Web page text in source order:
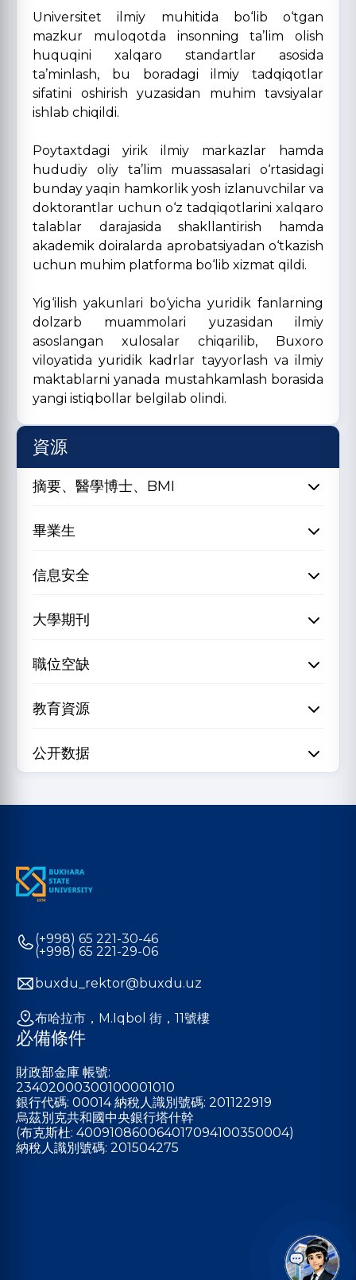
Universitet ilmiy muhitida bo‘lib o‘tgan
mazkur muloqotda insonning ta’lim olish
huquqini xalqaro standartlar asosida
ta’minlash, bu boradagi ilmiy tadqiqotlar
sifatini oshirish yuzasidan muhim tavsiyalar
ishlab chiqildi.
Poytaxtdagi yirik ilmiy markazlar hamda
hududiy oliy ta’lim muassasalari o‘rtasidagi
bunday yaqin hamkorlik yosh izlanuvchilar va
doktorantlar uchun o‘z tadqiqotlarini xalqaro
talablar darajasida shakllantirish hamda
akademik doiralarda aprobatsiyadan o‘tkazish
uchun muhim platforma bo‘lib xizmat qildi.
Yig‘ilish yakunlari bo‘yicha yuridik fanlarning
dolzarb muammolari yuzasidan ilmiy
asoslangan xulosalar chiqarilib, Buxoro
viloyatida yuridik kadrlar tayyorlash va ilmiy
maktablarni yanada mustahkamlash borasida
yangi istiqbollar belgilab olindi.
資源
摘要、醫學博士、BMI
畢業生
信息安全
大學期刊
職位空缺
教育資源
公开数据
(+998) 65 221-30-46
(+998) 65 221-29-06
buxdu_rektor@buxdu.uz
布哈拉市，M.Iqbol 街，11號樓
必備條件
財政部金庫 帳號:
23402000300100001010
銀行代碼: 00014 納稅人識別號碼: 201122919
烏茲別克共和國中央銀行塔什幹
(布克斯杜: 400910860064017094100350004)
納稅人識別號碼: 201504275